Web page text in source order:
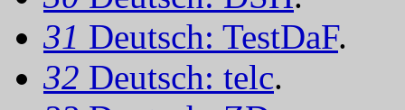
31 Deutsch: TestDaF.
32 Deutsch: telc.